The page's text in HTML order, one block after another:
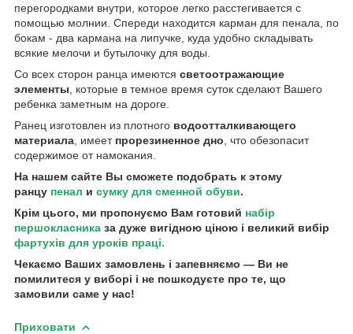
перегородками внутри, которое легко расстегивается с
помощью молнии. Спереди находится карман для пенала, по
бокам - два кармана на липучке, куда удобно складывать
всякие мелочи и бутылочку для воды.
Со всех сторон ранца имеются светоотражающие
элементы , которые в темное время суток сделают Вашего
ребенка заметным на дороге.
Ранец изготовлен из плотного водоотталкивающего
материала , имеет прорезиненное дно , что обезопасит
содержимое от намокания.
На нашем сайте Вы сможете подобрать к этому
ранцу пенал и сумку для сменной обуви.
Крім цього, ми пропонуємо Вам готовий набір
першокласника за дуже вигідною ціною і великий вибір
фартухів для уроків праці.
Чекаємо Ваших замовлень і запевняємо ― Ви не
помилитеся у виборі і не пошкодуєте про те, що
замовили саме у нас!
Приховати